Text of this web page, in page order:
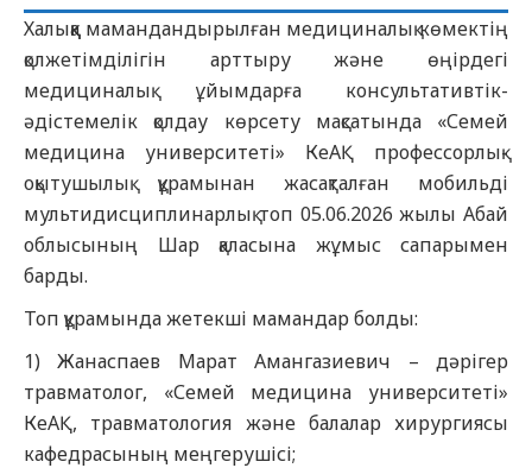
Халыққа мамандандырылған медициналық көмектің
қолжетімділігін арттыру және өңірдегі
медициналық ұйымдарға консультативтік-
әдістемелік қолдау көрсету мақсатында «Семей
медицина университеті» КеАҚ профессорлық-
оқытушылық құрамынан жасақталған мобильді
мультидисциплинарлық топ 05.06.2026 жылы Абай
облысының Шар қаласына жұмыс сапарымен
барды.
Топ құрамында жетекші мамандар болды:
1) Жанаспаев Марат Амангазиевич – дәрігер
травматолог, «Семей медицина университеті»
КеАҚ, травматология және балалар хирургиясы
кафедрасының меңгерушісі;